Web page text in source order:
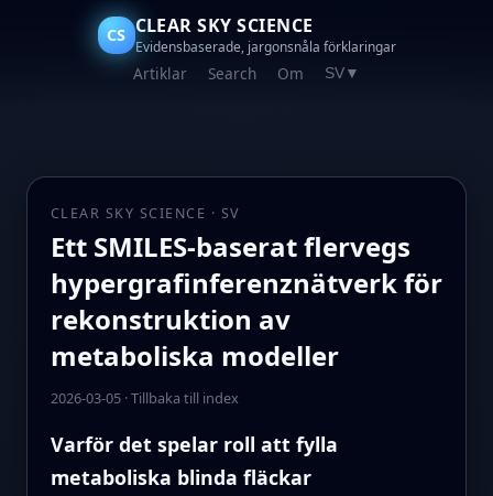
CS CLEAR SKY SCIENCE
Evidensbaserade, jargonsnåla förklaringar
Artiklar Search Om SV ▼
CLEAR SKY SCIENCE · SV
Ett SMILES-baserat flervegs
hypergrafinferenznätverk för
rekonstruktion av
metaboliska modeller
2026-03-05·Tillbaka till index
Varför det spelar roll att fylla
metaboliska blinda fläckar